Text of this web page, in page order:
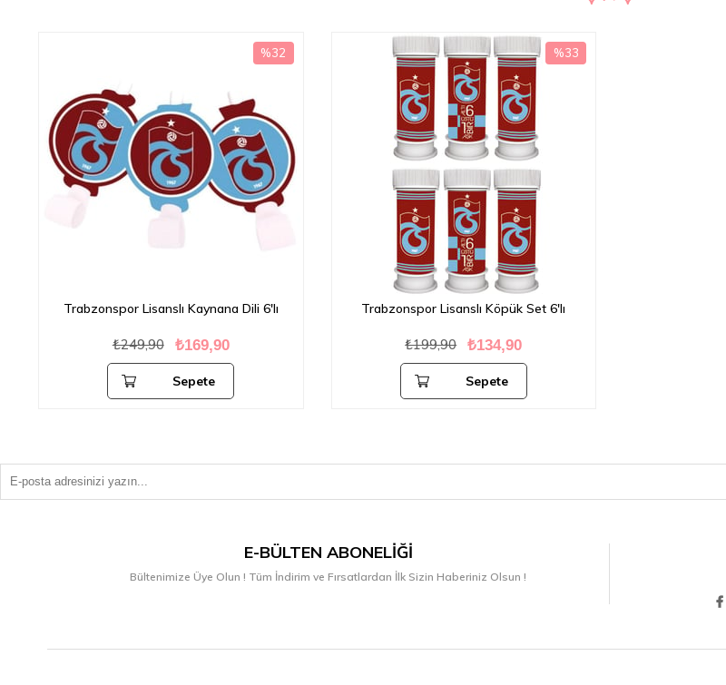
Trabzonspor Lisanslı Kaynana Dili 6'lı
₺169,90
₺249,90
Sepete
%32
%32İndirim
Trabzonspor Lisanslı Köpük Set 6'lı
₺134,90
₺199,90
Sepete
%33
E-BÜLTEN ABONELIĞI
Bültenimize Üye Olun ! Tüm İndirim ve Fırsatlardan İlk Sizin Haberiniz Olsun !